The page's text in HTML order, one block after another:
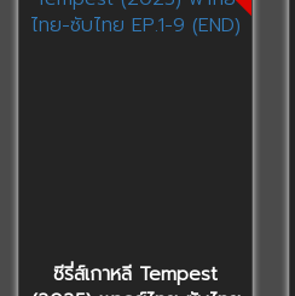
ซีรี่ส์เกาหลี Tempest